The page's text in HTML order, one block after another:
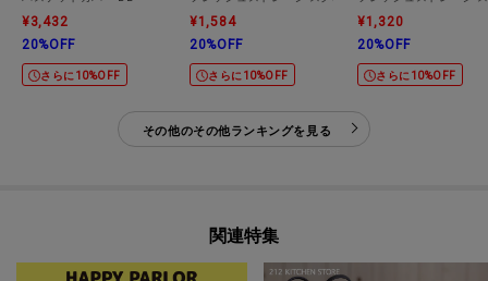
¥3,432
20%OFF
さらに10%OFF
¥1,584
20%OFF
さらに10%OFF
¥1,320
20%OFF
さらに10%OFF
その他のその他ランキングを見る
関連特集